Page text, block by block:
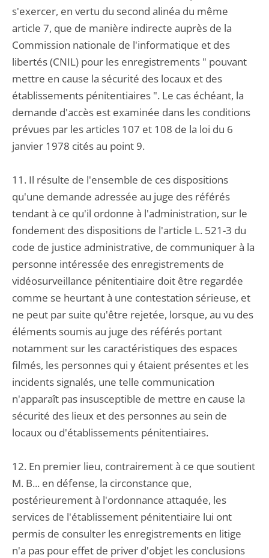
s'exercer, en vertu du second alinéa du même
article 7, que de manière indirecte auprès de la
Commission nationale de l'informatique et des
libertés (CNIL) pour les enregistrements " pouvant
mettre en cause la sécurité des locaux et des
établissements pénitentiaires ". Le cas échéant, la
demande d'accès est examinée dans les conditions
prévues par les articles 107 et 108 de la loi du 6
janvier 1978 cités au point 9.
11. Il résulte de l'ensemble de ces dispositions
qu'une demande adressée au juge des référés
tendant à ce qu'il ordonne à l'administration, sur le
fondement des dispositions de l'article L. 521-3 du
code de justice administrative, de communiquer à la
personne intéressée des enregistrements de
vidéosurveillance pénitentiaire doit être regardée
comme se heurtant à une contestation sérieuse, et
ne peut par suite qu'être rejetée, lorsque, au vu des
éléments soumis au juge des référés portant
notamment sur les caractéristiques des espaces
filmés, les personnes qui y étaient présentes et les
incidents signalés, une telle communication
n'apparaît pas insusceptible de mettre en cause la
sécurité des lieux et des personnes au sein de
locaux ou d'établissements pénitentiaires.
12. En premier lieu, contrairement à ce que soutient
M. B... en défense, la circonstance que,
postérieurement à l'ordonnance attaquée, les
services de l'établissement pénitentiaire lui ont
permis de consulter les enregistrements en litige
n'a pas pour effet de priver d'objet les conclusions